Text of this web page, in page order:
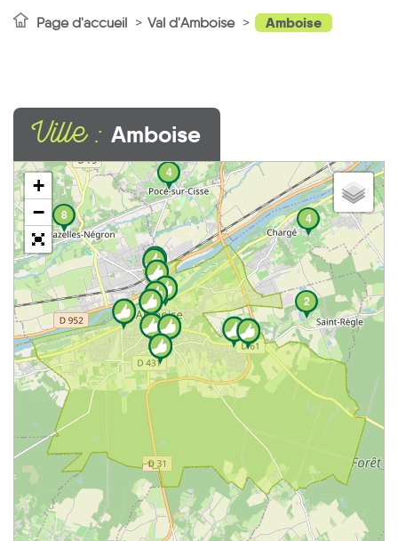
Page d'accueil Val d'Amboise Amboise
Ville : Amboise
4
8
4
2
+
−